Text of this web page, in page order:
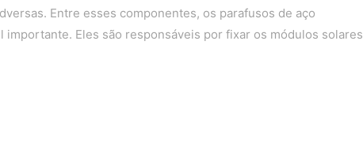
Entre esses componentes, os parafusos de aço
importante. Eles são responsáveis por fixar os módulos solares